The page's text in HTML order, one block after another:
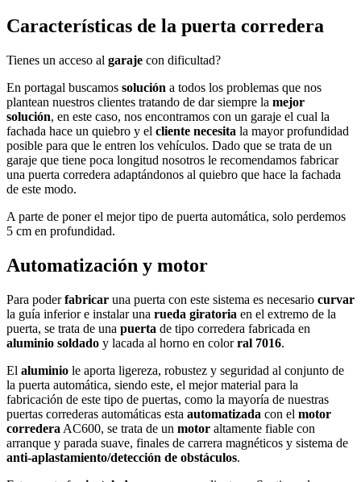
Características de la puerta corredera
Tienes un acceso al garaje con dificultad?
En portagal buscamos solución a todos los problemas que nos
plantean nuestros clientes tratando de dar siempre la mejor
solución, en este caso, nos encontramos con un garaje el cual la
fachada hace un quiebro y el cliente necesita la mayor profundidad
posible para que le entren los vehículos. Dado que se trata de un
garaje que tiene poca longitud nosotros le recomendamos fabricar
una puerta corredera adaptándonos al quiebro que hace la fachada
de este modo.
A parte de poner el mejor tipo de puerta automática, solo perdemos
5 cm en profundidad.
Automatización y motor
Para poderfabricar una puerta con este sistema es necesario curvar
la guía inferior e instalar una rueda giratoria en el extremo de la
puerta, se trata de una puerta de tipo corredera fabricada en
aluminio soldado y lacada al horno en colorral 7016.
El aluminio le aporta ligereza, robustez y seguridad al conjunto de
la puerta automática, siendo este, el mejor material para la
fabricación de este tipo de puertas, como la mayoría de nuestras
puertas correderas automáticas esta automatizada con el motor
corredera AC600, se trata de un motor altamente fiable con
arranque y parada suave, finales de carrera magnéticos y sistema de
anti-aplastamiento/detección de obstáculos.